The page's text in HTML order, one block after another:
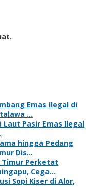
Emas Ilegal di
…
Laut Pasir Emas Ilegal
hingga Pedang
Dis…
Timur Perketat
Cega…
Sopi Kiser di Alor,